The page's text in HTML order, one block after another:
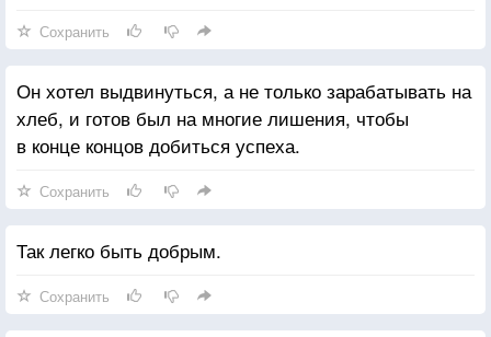
Сохранить
Он хотел выдвинуться, а не только зарабатывать на
хлеб, и готов был на многие лишения, чтобы
в конце концов добиться успеха.
Сохранить
Так легко быть добрым.
Сохранить